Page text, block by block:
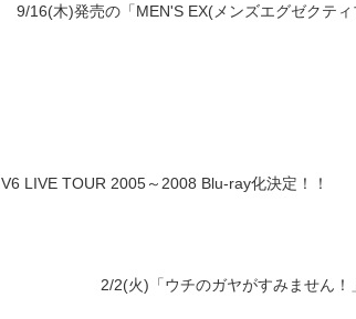
9/16(木)発売の「MEN'S EX(メンズエグゼクテ
V6 LIVE TOUR 2005～2008 Blu-ray化決定！！
2/2(火)「ウチのガヤがすみません